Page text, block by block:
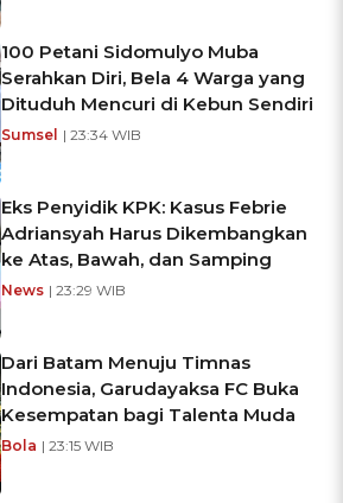
100 Petani Sidomulyo Muba
Serahkan Diri, Bela 4 Warga yang
Dituduh Mencuri di Kebun Sendiri
Sumsel | 23:34 WIB
Eks Penyidik KPK: Kasus Febrie
Adriansyah Harus Dikembangkan
ke Atas, Bawah, dan Samping
News | 23:29 WIB
Dari Batam Menuju Timnas
Indonesia, Garudayaksa FC Buka
Kesempatan bagi Talenta Muda
Bola | 23:15 WIB